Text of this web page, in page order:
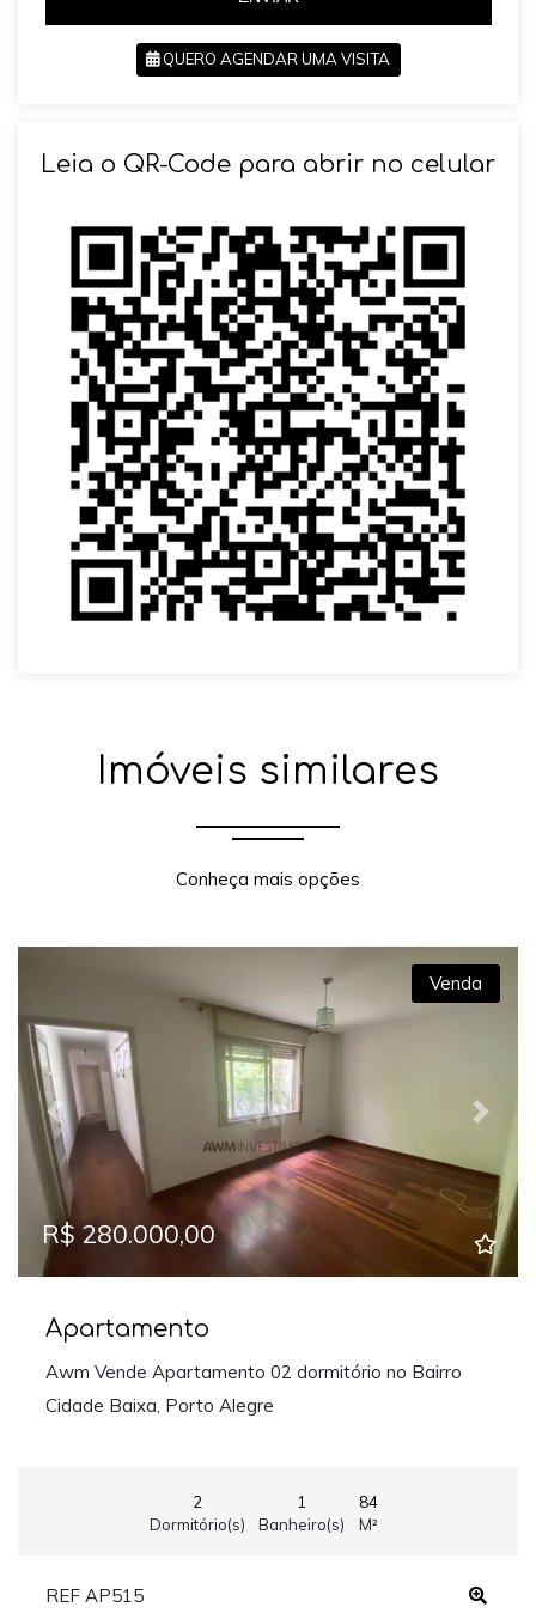
QUERO AGENDAR UMA VISITA
Leia o QR-Code para abrir no celular
Imóveis similares
Conheça mais opções
Previous Next
Venda
R$ 280.000,00
Apartamento
Awm Vende Apartamento 02 dormitório no Bairro
Cidade Baixa, Porto Alegre
2
Dormitório(s)
1
Banheiro(s)
84
M²
REF AP515